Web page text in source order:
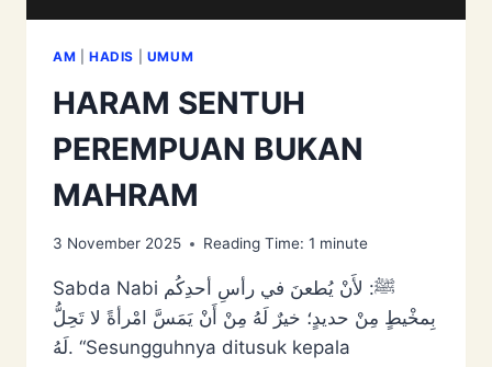
AM HADIS UMUM
HARAM SENTUH
PEREMPUAN BUKAN
MAHRAM
3 November 2025 Reading Time: 1 minute
Sabda Nabi ﷺ: لأَنْ ‌يُطعنَ ‌في ‌رأسِ ‌أحدِكُم
‌بِمخْيطٍ ‌مِنْ ‌حديدٍ؛ خيرٌ لَهُ مِنْ أَنْ يَمَسَّ امْرأةً لا تَحِلُّ
لَهُ. “Sesungguhnya ditusuk kepala